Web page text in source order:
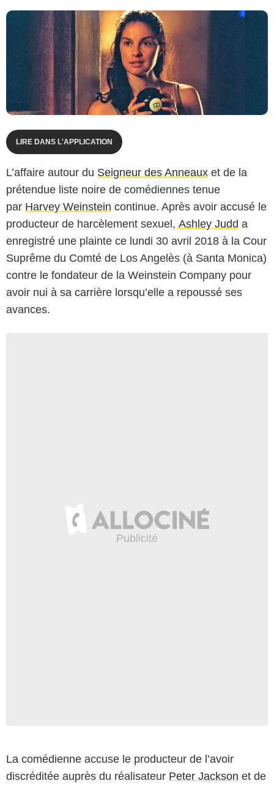
LIRE DANS L'APPLICATION
L’affaire autour du Seigneur des Anneaux et de la
prétendue liste noire de comédiennes tenue
par Harvey Weinstein continue. Après avoir accusé le
producteur de harcèlement sexuel, Ashley Judd a
enregistré une plainte ce lundi 30 avril 2018 à la Cour
Suprême du Comté de Los Angelès (à Santa Monica)
contre le fondateur de la Weinstein Company pour
avoir nui à sa carrière lorsqu’elle a repoussé ses
avances.
La comédienne accuse le producteur de l’avoir
discréditée auprès du réalisateur Peter Jackson et de